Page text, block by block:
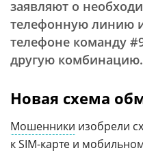
заявляют о
телефонную линию
телефоне команду
другую комбинацию.
Новая схема
Мошенники изобрели
к SIM-карте и